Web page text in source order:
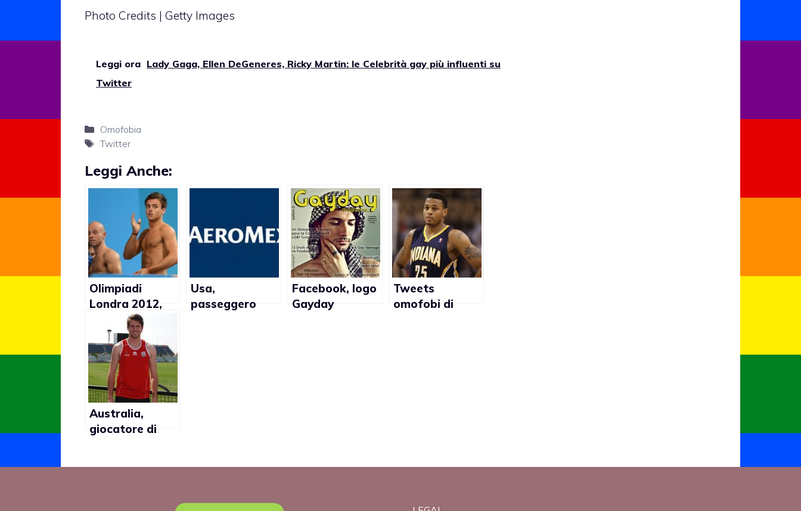
Photo Credits | Getty Images
Leggi ora Lady Gaga, Ellen DeGeneres, Ricky Martin: le Celebrità gay più influenti su
Twitter
Categorie
Omofobia
Tag
Twitter
Leggi Anche:
Olimpiadi
Londra 2012,
calciatore
gallese pubblica
tweet omofobo
su Tom Daley
Usa,
passeggero
Facebook, logo
Gayday
Tweets
omofobi di
Australia,
giocatore di